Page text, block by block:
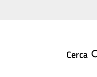
Cerca